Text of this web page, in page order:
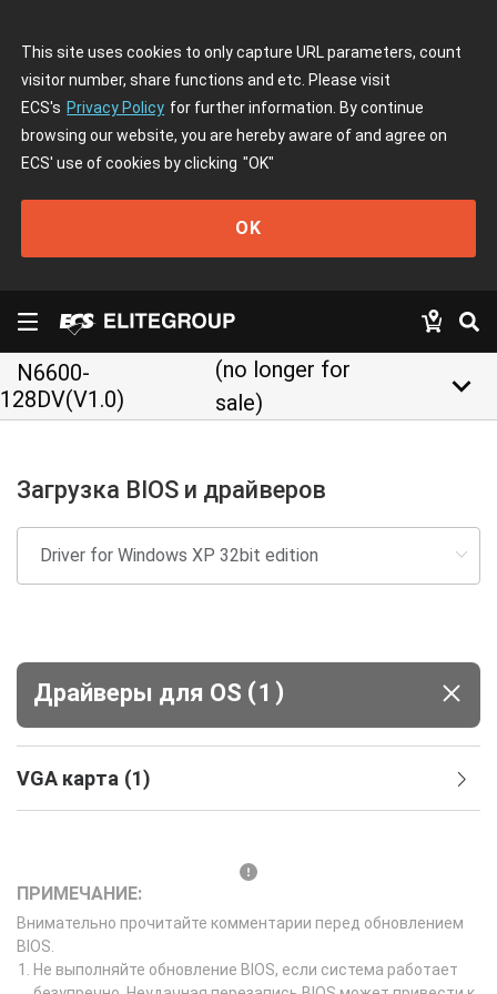
This site uses cookies to only capture URL parameters, count
visitor number, share functions and etc. Please visit
ECS's Privacy Policy for further information. By continue
browsing our website, you are hereby aware of and agree on
ECS' use of cookies by clicking "OK"
OK
N6600-
128DV(V1.0)
(no longer for
sale)
keyboard_arrow_down
Загрузка BIOS и драйверов
Драйверы для ОS (1 )
VGA карта (1)
ПРИМЕЧАНИЕ:
Внимательно прочитайте комментарии перед обновлением
BIOS.
Не выполняйте обновление BIOS, если система работает